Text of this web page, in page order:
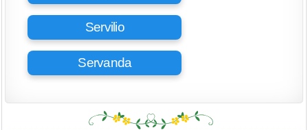
Servilio
Servanda